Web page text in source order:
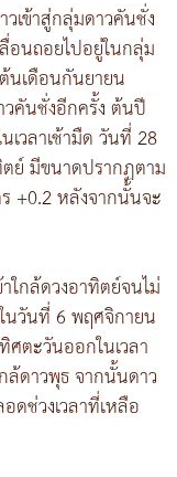
เข้าสู่กลุ่มดาวคันชั่ง
อนถอยไปอยู่ในกลุ่ม
นเดือนกันยายน
คันชั่งอีกครั้ง ต้นปี
วลาเช้ามืด วันที่ 28
ตย์ มีขนาดปรากฏตาม
+0.2 หลังจากนั้นจะ
ใกล้ดวงอาทิตย์จนไม่
นวันที่ 6 พฤศจิกายน
ตะวันออกในเวลา
ล้ดาวพุธ จากนั้นดาว
ดช่วงเวลาที่เหลือ